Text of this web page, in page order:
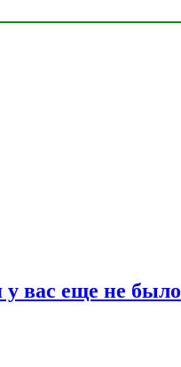
у вас еще не было